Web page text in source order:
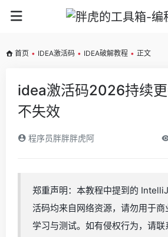
首页 • IDEA激活码 • IDEA破解教程 • 正文
idea激活码2026持续
不失效
程序员胖胖胖虎阿
郑重声明：本教程中提到的
活码均来自网络资源，请勿用于
学习与测试。如有侵权行为，请